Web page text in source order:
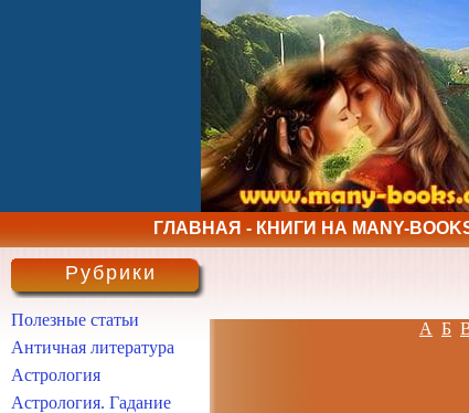
ГЛАВНАЯ - КНИГИ НА MANY-
А Б
Рубрики
Полезные статьи
Античная литература
Астрология
Астрология. Гадание